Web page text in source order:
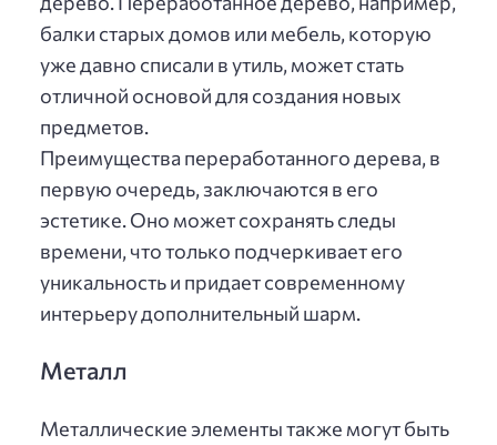
балки старых домов или мебель, которую
уже давно списали в утиль, может стать
отличной основой для создания новых
предметов.
Преимущества переработанного дерева, в
первую очередь, заключаются в его
эстетике. Оно может сохранять следы
времени, что только подчеркивает его
уникальность и придает современному
интерьеру дополнительный шарм.
Металл
Металлические элементы также могут быть